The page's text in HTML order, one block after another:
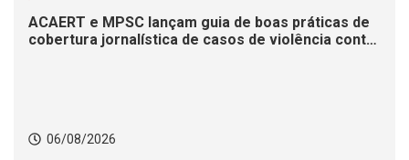
ACAERT e MPSC lançam guia de boas práticas de
cobertura jornalística de casos de violência contra
06/08/2026